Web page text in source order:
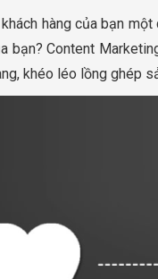
hàng của bạn
bạn? Content
khéo léo lồng ghép